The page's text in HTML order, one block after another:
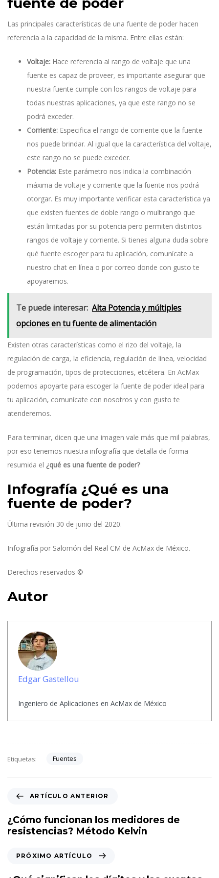
Las principales características de una fuente de poder hacen
referencia a la capacidad de la misma. Entre ellas están:
Voltaje: Hace referencia al rango de voltaje que una
fuente es capaz de proveer, es importante asegurar que
nuestra fuente cumple con los rangos de voltaje para
todas nuestras aplicaciones, ya que este rango no se
podrá exceder.
Corriente: Especifica el rango de corriente que la fuente
nos puede brindar. Al igual que la característica del voltaje,
este rango no se puede exceder.
Potencia: Este parámetro nos indica la combinación
máxima de voltaje y corriente que la fuente nos podrá
otorgar. Es muy importante verificar esta característica ya
que existen fuentes de doble rango o multirango que
están limitadas por su potencia pero permiten distintos
rangos de voltaje y corriente. Si tienes alguna duda sobre
qué fuente escoger para tu aplicación, comunícate a
nuestro chat en línea o por correo donde con gusto te
apoyaremos.
Te puede interesar: Alta Potencia y múltiples
opciones en tu fuente de alimentación
Existen otras características como el rizo del voltaje, la
regulación de carga, la eficiencia, regulación de línea, velocidad
de programación, tipos de protecciones, etcétera. En AcMax
podemos apoyarte para escoger la fuente de poder ideal para
tu aplicación, comunícate con nosotros y con gusto te
atenderemos.
Para terminar, dicen que una imagen vale más que mil palabras,
por eso tenemos nuestra infografía que detalla de forma
resumida el ¿qué es una fuente de poder?
Infografía ¿Qué es una
fuente de poder?
Última revisión 30 de junio del 2020.
Infografía por Salomón del Real CM de AcMax de México.
Derechos reservados ©
Autor
Edgar Gastellou
Ingeniero de Aplicaciones en AcMax de México
Etiquetas: Fuentes
t
í
c
ARTÍCULO ANTERIOR
¿Cómo funcionan los medidores de
resistencias? Método Kelvin
ó
PRÓXIMO ARTÍCULO